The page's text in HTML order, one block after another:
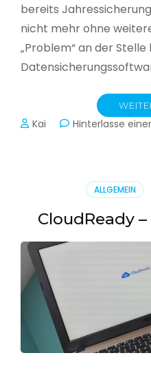
bereits
nicht mehr ohne
„Problem“ an der
Kai Hinterlasse
ALLGEMEIN
CloudReady